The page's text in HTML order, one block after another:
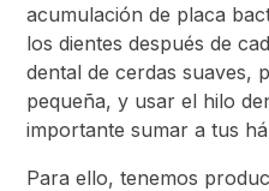
acumulación de placa
los dientes después de
dental de cerdas suaves,
pequeña, y usar el hilo
importante sumar a tus
Para ello, tenemos